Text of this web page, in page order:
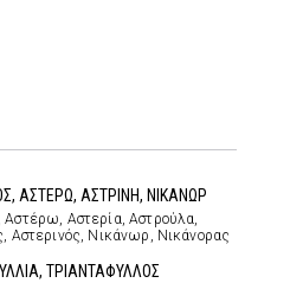
ΑΣΤΕΡΩ, ΑΣΤΡΙΝΗ, ΝΙΚΑΝΩΡ
Αστερία, Αστρούλα,
Αστερινός, Νικάνωρ, Νικάνορας
ΤΡΙΑΝΤΑΦΥΛΛΟΣ